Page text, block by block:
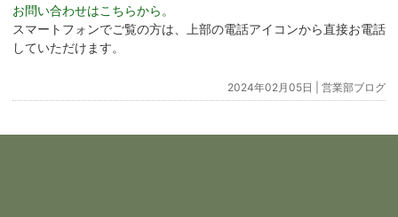
お問い合わせはこちらから。
スマートフォンでご覧の方は、上部の電話アイコンから直接お電話
していただけます。
2024年02月05日 | 営業部ブログ